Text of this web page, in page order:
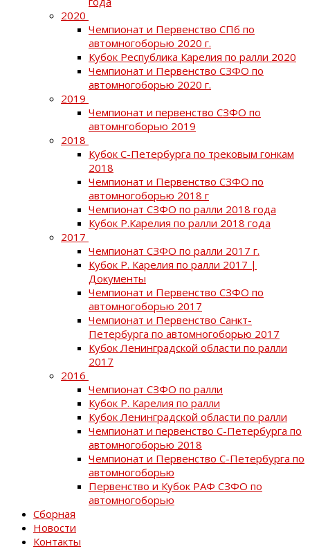
2020
Чемпионат и Первенство СПб по
автомногоборью 2020 г.
Кубок Республика Карелия по ралли 2020
Чемпионат и Первенство СЗФО по
автомногоборью 2020 г.
2019
Чемпионат и первенство СЗФО по
автомнгоборью 2019
2018
Кубок С-Петербурга по трековым гонкам
2018
Чемпионат и Первенство СЗФО по
автомногоборью 2018 г
Чемпионат СЗФО по ралли 2018 года
Кубок Р.Карелия по ралли 2018 года
2017
Чемпионат СЗФО по ралли 2017 г.
Кубок Р. Карелия по ралли 2017 |
Документы
Чемпионат и Первенство СЗФО по
автомногоборью 2017
Чемпионат и Первенство Санкт-
Петербурга по автомногоборью 2017
Кубок Ленинградской области по ралли
2017
2016
Чемпионат СЗФО по ралли
Кубок Р. Карелия по ралли
Кубок Ленинградской области по ралли
Чемпионат и первенство С-Петербурга по
автомногоборью 2018
Чемпионат и Первенство С-Петербурга по
автомногоборью
Первенство и Кубок РАФ СЗФО по
автомногоборью
Сборная
Новости
Контакты